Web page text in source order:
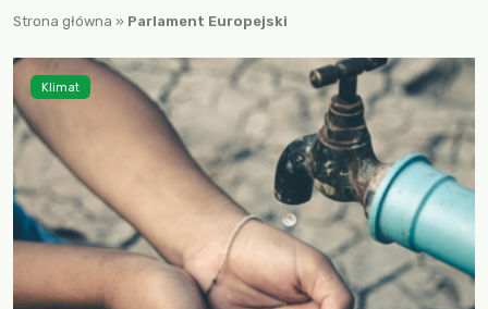
Strona główna » Parlament Europejski
Klimat